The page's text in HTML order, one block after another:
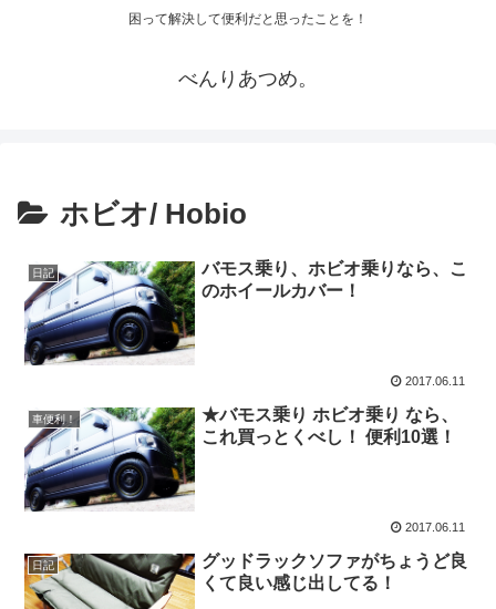
困って解決して便利だと思ったことを！
べんりあつめ。
ホビオ/ Hobio
日記
バモス乗り、ホビオ乗りなら、こ
のホイールカバー！
2017.06.11
車便利！
★バモス乗り ホビオ乗り なら、
これ買っとくべし！ 便利10選！
2017.06.11
日記
グッドラックソファがちょうど良
くて良い感じ出してる！